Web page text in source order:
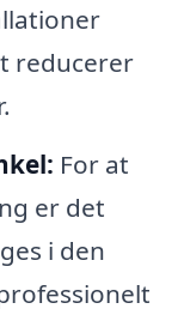
reducerer
For at
er det
i den